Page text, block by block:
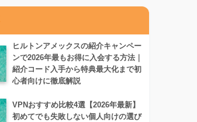
ヒルトンアメックスの紹介キャンペー
ンで2026年最もお得に入会する方法｜
紹介コード入手から特典最大化まで初
心者向けに徹底解説
VPNおすすめ比較4選【2026年最新】
初めてでも失敗しない個人向けの選び